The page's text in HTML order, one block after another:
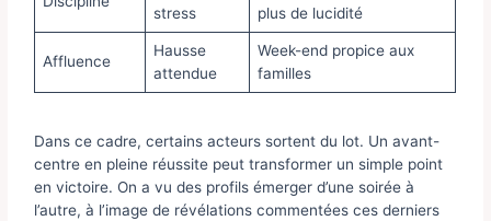
stress plus de lucidité
Affluence
Hausse
attendue
Week-end propice aux
familles
Dans ce cadre, certains acteurs sortent du lot. Un avant-
centre en pleine réussite peut transformer un simple point
en victoire. On a vu des profils émerger d’une soirée à
l’autre, à l’image de révélations commentées ces derniers